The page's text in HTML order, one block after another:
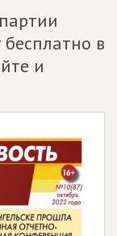
бесплатно в
и